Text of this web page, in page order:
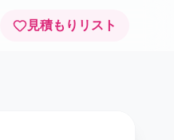
見積もりリスト